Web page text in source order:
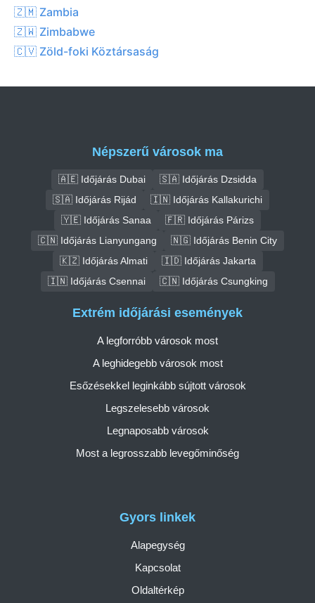
🇿🇲 Zambia
🇿🇼 Zimbabwe
🇨🇻 Zöld-foki Köztársaság
Népszerű városok ma
🇦🇪 Időjárás Dubai
🇸🇦 Időjárás Dzsidda
🇸🇦 Időjárás Rijád
🇮🇳 Időjárás Kallakurichi
🇾🇪 Időjárás Sanaa
🇫🇷 Időjárás Párizs
🇨🇳 Időjárás Lianyungang
🇳🇬 Időjárás Benin City
🇰🇿 Időjárás Almati
🇮🇩 Időjárás Jakarta
🇮🇳 Időjárás Csennai
🇨🇳 Időjárás Csungking
Gyors linkek
Alapegység
Kapcsolat
Oldaltérkép
Extrém időjárási események
A legforróbb városok most
A leghidegebb városok most
Esőzésekkel leginkább sújtott városok
Legszelesebb városok
Legnaposabb városok
Most a legrosszabb levegőminőség